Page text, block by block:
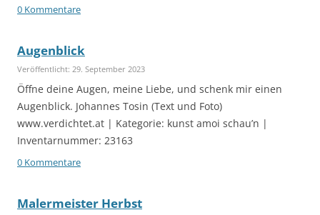
0 Kommentare
Augenblick
Veröffentlicht: 29. September 2023
Öffne deine Augen, meine Liebe, und schenk mir einen
Augenblick. Johannes Tosin (Text und Foto)
www.verdichtet.at | Kategorie: kunst amoi schau’n |
Inventarnummer: 23163
0 Kommentare
Malermeister Herbst